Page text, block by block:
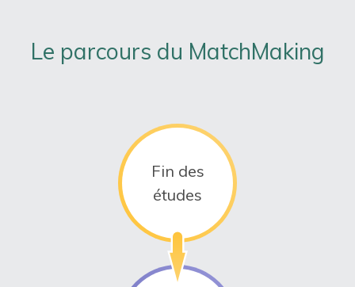
Le parcours du MatchMaking
Fin des
études